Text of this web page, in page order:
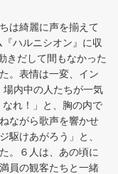
は綺麗に声を揃えて
ハルニシオン』に収
きだして間もなかった
。表情は一変、イン
場内中の人たちが一気
れ！」と、胸の内で
ながら歌声を響かせ
駆けあがろう」と、
。６人は、あの頃に
員の観客たちと一緒